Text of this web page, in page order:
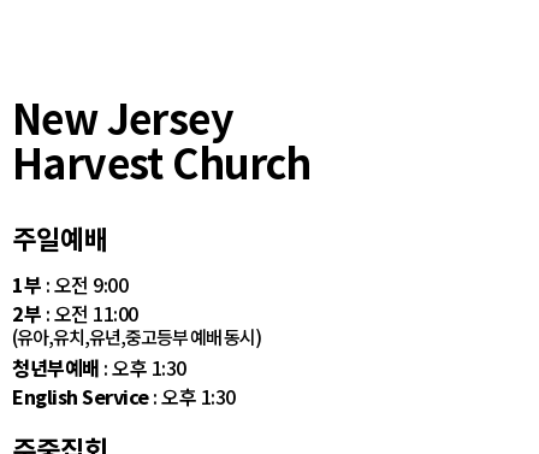
New Jersey
Harvest Church
주일예배
1부 : 오전 9:00
2부 : 오전 11:00
(유아,유치,유년,중고등부 예배 동시)
청년부예배 : 오후 1:30
English Service: 오후 1:30